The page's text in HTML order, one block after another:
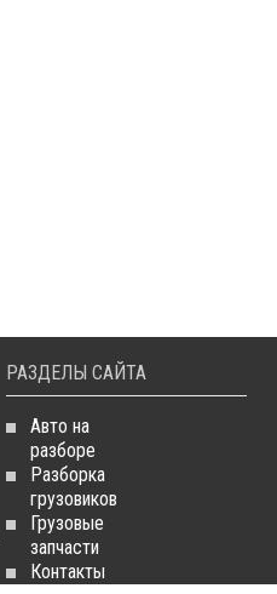
РАЗДЕЛЫ САЙТА
Авто на
разборе
Разборка
грузовиков
Грузовые
запчасти
Контакты